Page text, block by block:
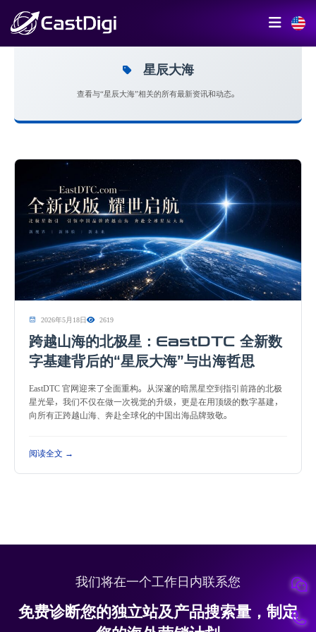
星辰大海
查看与“星辰大海”相关的所有最新资讯和动态。
2026年5月18日 2619
跨越山海的北极星：EastDTC 全新数
字基建背后的“星辰大海”与出海哲思
EastDTC 官网迎来了全面重构。从深邃的暗黑星空到指引前路的北极
星光晕，我们不仅在做一次视觉的升级，更是在用顶级的数字基建，
向所有正跨越山海、奔赴全球化的中国出海品牌致敬。
阅读全文 →
我们将在一个工作日内联系您
免费诊断您的独立站及产品搜索量，制定